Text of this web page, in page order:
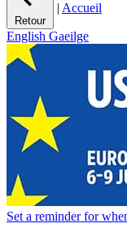
Retour
| Accueil
English Gaeilge
Set a reminderfor